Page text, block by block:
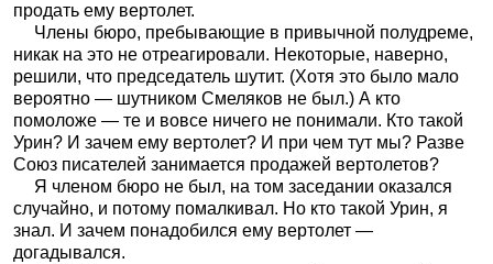
продать ему вертолет.
Члены бюро, пребывающие в привычной полудреме,
никак на это не отреагировали. Некоторые, наверно,
решили, что председатель шутит. (Хотя это было мало
вероятно — шутником Смеляков не был.) А кто
помоложе — те и вовсе ничего не понимали. Кто такой
Урин? И зачем ему вертолет? И при чем тут мы? Разве
Союз писателей занимается продажей вертолетов?
Я членом бюро не был, на том заседании оказался
случайно, и потому помалкивал. Но кто такой Урин, я
знал. И зачем понадобился ему вертолет —
догадывался.